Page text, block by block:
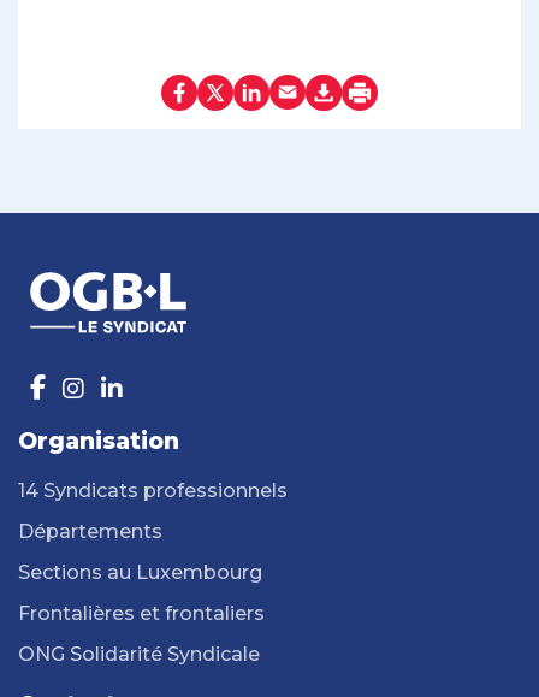
Organisation
14 Syndicats professionnels
Départements
Sections au Luxembourg
Frontalières et frontaliers
ONG Solidarité Syndicale